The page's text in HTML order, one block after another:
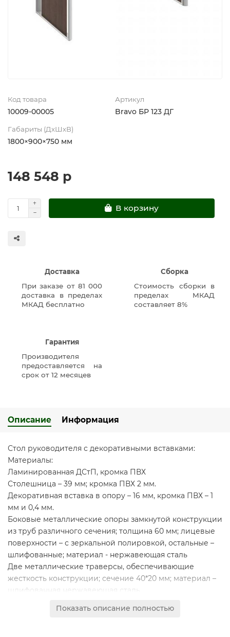
Код товара
10009-00005
Артикул
Bravo БР 123 ДГ
Габариты (ДхШхВ)
1800×900×750 мм
148 548 р
В корзину
Доставка
При заказе от 81 000
доставка в пределах
МКАД бесплатно
Сборка
Стоимость сборки в
пределах МКАД
составляет 8%
Гарантия
Производителя
предоставляется на
срок от 12 месяцев
Описание Информация
Стол руководителя с декоративными вставками:
Материалы:
Ламинированная ДСтП, кромка ПВХ
Столешница – 39 мм; кромка ПВХ 2 мм.
Декоративная вставка в опору – 16 мм, кромка ПВХ – 1
мм и 0,4 мм.
Боковые металлические опоры замкнутой конструкции
из труб различного сечения; толщина 60 мм; лицевые
поверхности – с зеркальной полировкой, остальные –
шлифованные; материал - нержавеющая сталь
Две металлические траверсы, обеспечивающие
жесткость конструкции; сечение 40*20 мм; материал –
шлифованная нержавеющая сталь
Изделие может быть укомплектовано защитным
Показать описание полностью